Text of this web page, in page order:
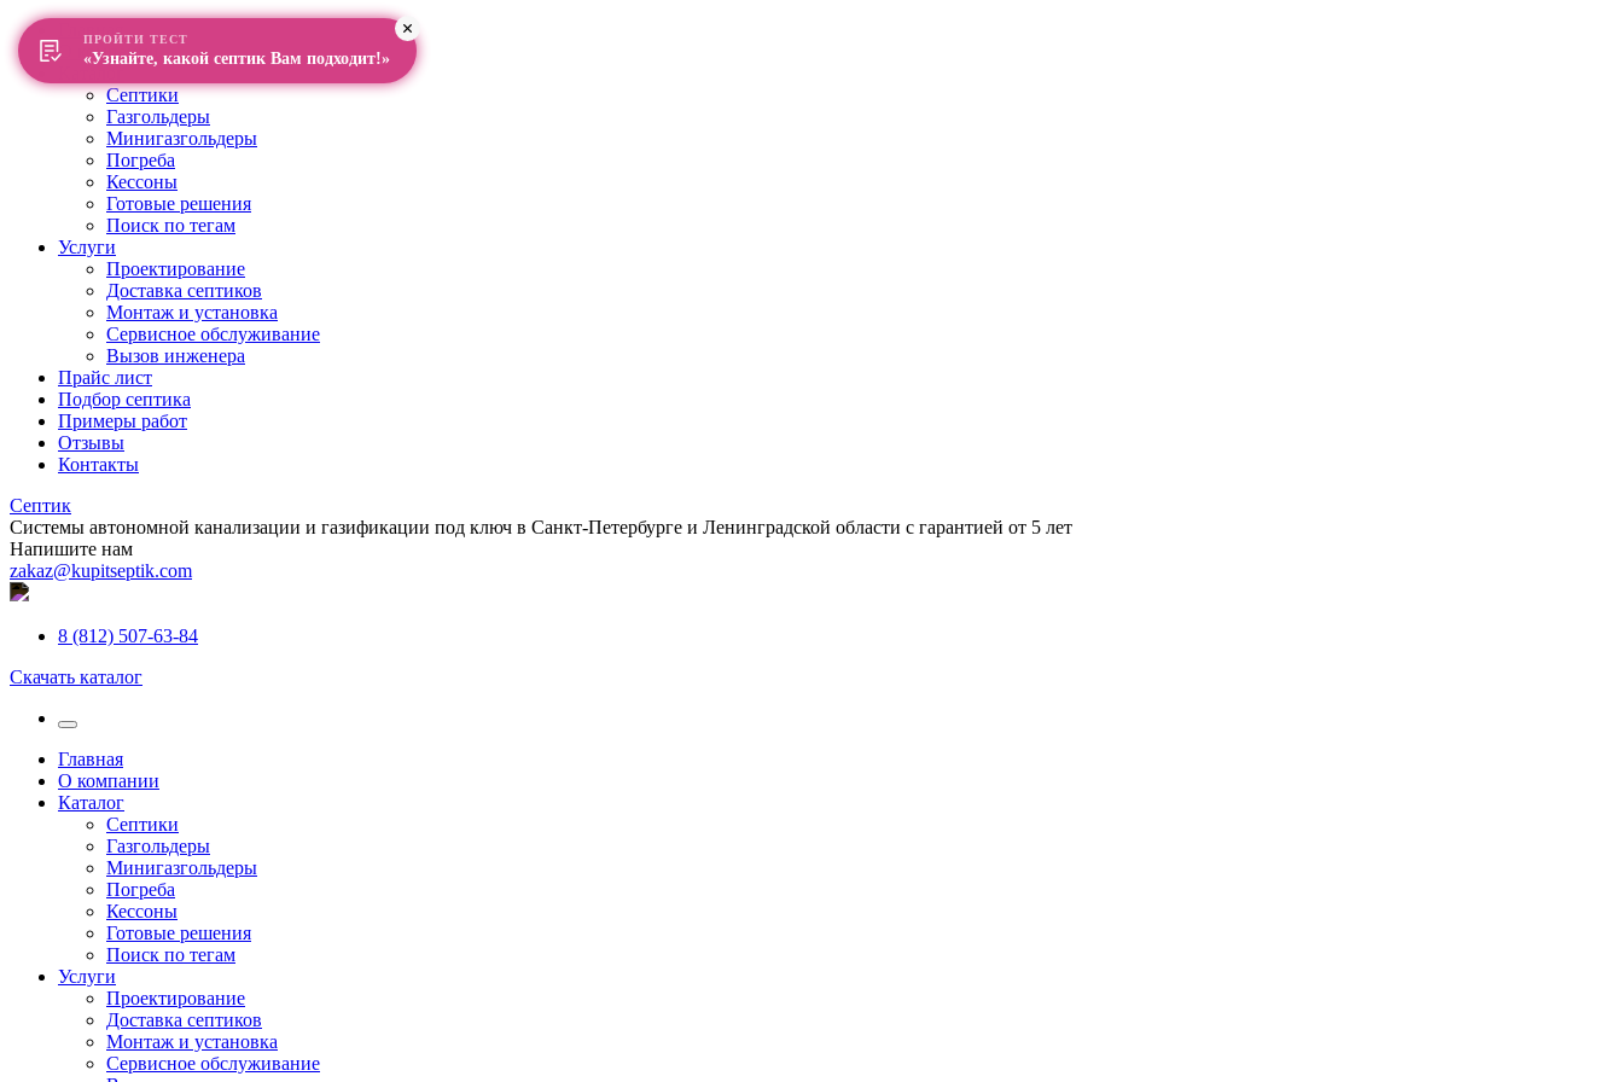
Главная
О компании
Септики
Газгольдеры
Минигазгольдеры
Погреба
Кессоны
Готовые решения
Поиск по тегам
Услуги
Проектирование
Доставка септиков
Монтаж и установка
Сервисное обслуживание
Вызов инженера
Прайс лист
Подбор септика
Примеры работ
Отзывы
Контакты
Септик
Системы автономной канализации и газификации под ключ в Санкт-Петербурге и Ленинградской области с гарантией от 5 лет
Напишите нам
zakaz@kupitseptik.com
8 (812) 507-63-84
Скачать каталог
Главная
О компании
Каталог
Септики
Газгольдеры
Минигазгольдеры
Погреба
Кессоны
Готовые решения
Поиск по тегам
Услуги
Проектирование
Доставка септиков
Монтаж и установка
Сервисное обслуживание
ПРОЙТИ ТЕСТ
«Узнайте, какой септик Вам подходит!»